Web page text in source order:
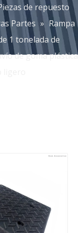
de repuesto
Partes » Rampa
1 tonelada de
de goma plástica